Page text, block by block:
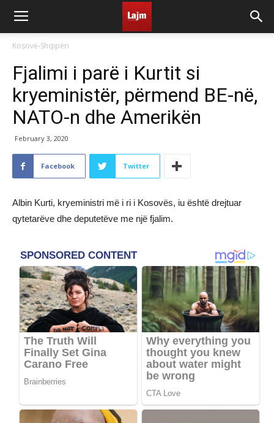
Kosovë-Shqipëri
Fjalimi i parë i Kurtit si
kryeministër, përmend BE-në,
NATO-n dhe Amerikën
February 3, 2020
Facebook Twitter
Albin Kurti, kryeministri më i ri i Kosovës, iu është drejtuar
qytetarëve dhe deputetëve me një fjalim.